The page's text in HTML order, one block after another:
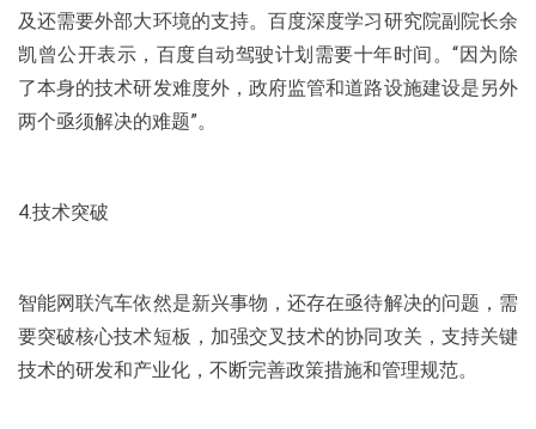
及还需要外部大环境的支持。百度深度学习研究院副院长余
凯曾公开表示，百度自动驾驶计划需要十年时间。“因为除
了本身的技术研发难度外，政府监管和道路设施建设是另外
两个亟须解决的难题”。
4.技术突破
智能网联汽车依然是新兴事物，还存在亟待解决的问题，需
要突破核心技术短板，加强交叉技术的协同攻关，支持关键
技术的研发和产业化，不断完善政策措施和管理规范。